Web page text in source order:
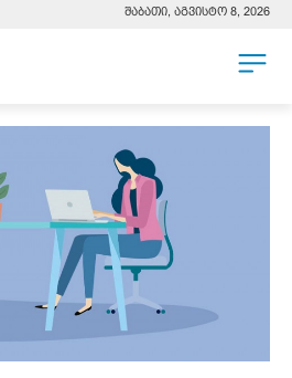
შაბათი, აგვისტო 8, 2026